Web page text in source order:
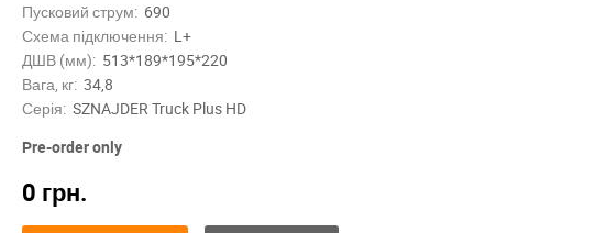
Пусковий струм: 690
Схема підключення: L+
ДШВ (мм): 513*189*195*220
Вага, кг: 34,8
Серія: SZNAJDER Truck Plus HD
Pre-order only
0 грн.